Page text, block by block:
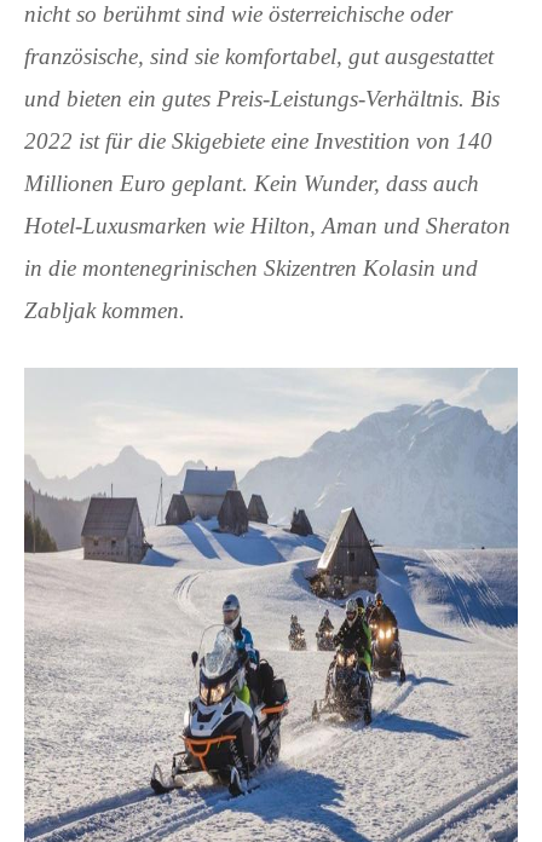
nicht so berühmt sind wie österreichische oder
französische, sind sie komfortabel, gut ausgestattet
und bieten ein gutes Preis-Leistungs-Verhältnis. Bis
2022 ist für die Skigebiete eine Investition von 140
Millionen Euro geplant. Kein Wunder, dass auch
Hotel-Luxusmarken wie Hilton, Aman und Sheraton
in die montenegrinischen Skizentren Kolasin und
Zabljak kommen.